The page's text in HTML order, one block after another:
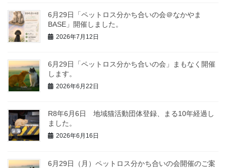
6月29日「ペットロス分かち合いの会＠なかやま
BASE」開催しました。
2026年7月12日
6月29日「ペットロス分かち合いの会」まもなく開催
します。
2026年6月22日
R8年6月6日 地域猫活動団体登録、まる10年経過し
ました。
2026年6月16日
6月29日（月）ペットロス分かち合いの会開催のご案